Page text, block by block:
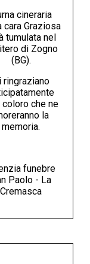
cineraria
cara Graziosa
tumulata nel
di Zogno
(BG).
ringraziano
che ne
la
memoria.
funebre
Paolo - La
Cremasca